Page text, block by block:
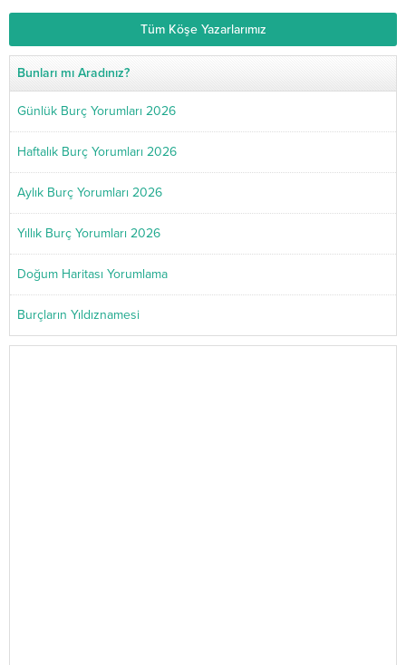
Tüm Köşe Yazarlarımız
Bunları mı Aradınız?
Günlük Burç Yorumları 2026
Haftalık Burç Yorumları 2026
Aylık Burç Yorumları 2026
Yıllık Burç Yorumları 2026
Doğum Haritası Yorumlama
Burçların Yıldıznamesi